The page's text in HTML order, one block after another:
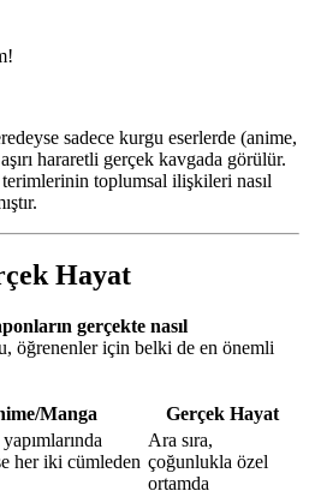
sadece kurgu eserlerde (anime,
hararetli gerçek kavgada görülür.
toplumsal ilişkileri nasıl
Hayat
gerçekte nasıl
öğrenenler için belki de en önemli
Manga Gerçek Hayat
her iki cümleden
Ara sıra,
çoğunlukla özel
ortamda